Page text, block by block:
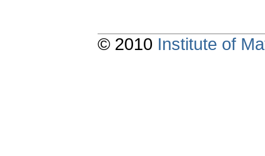
© 2010 Institute of